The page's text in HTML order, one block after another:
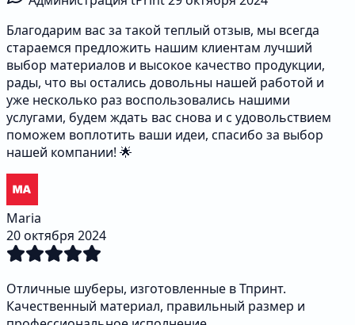
Благодарим вас за такой теплый отзыв, мы всегда
стараемся предложить нашим клиентам лучший
выбор материалов и высокое качество продукции,
рады, что вы остались довольны нашей работой и
уже несколько раз воспользовались нашими
услугами, будем ждать вас снова и с удовольствием
поможем воплотить ваши идеи, спасибо за выбор
нашей компании! 🌟
Maria
20 октября 2024
Отличные шуберы, изготовленные в Тпринт.
Качественный материал, правильный размер и